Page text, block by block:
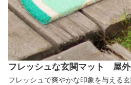
フレッシュな玄関マット 屋
フレッシュで爽やかな印象を与える